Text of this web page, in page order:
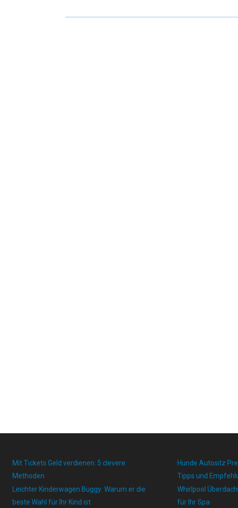
Mit Tickets Geld verdienen: 5 clevere
Methoden
Leichter Kinderwagen Buggy: Warum er die
beste Wahl für Ihr Kind ist
Hunde Autositz
Tipps und
Whirlpool
für Ihr Spa